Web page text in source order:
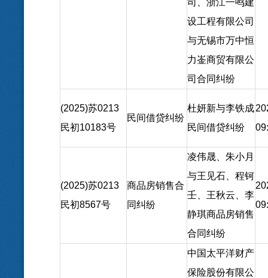
司、浙江一鸣建
设工程有限公司
与无锡市万中恒
力崟商贸有限公
司合同纠纷
(2025)苏0213
民初10183号
民间借贷纠纷
杜妍新与李铁成
民间借贷纠纷
(2025)苏0213
民初8567号
商品房销售合
同纠纷
凌伟晟、朱小月
与王见石、程钶
壬、王秋云、李
静琪商品房销售
合同纠纷
中国太平洋财产
保险股份有限公